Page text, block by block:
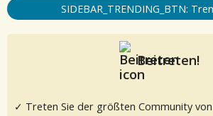
SIDEBAR_TRENDING_BTN:
Beitreten!
✓ Treten Sie der größten Community von